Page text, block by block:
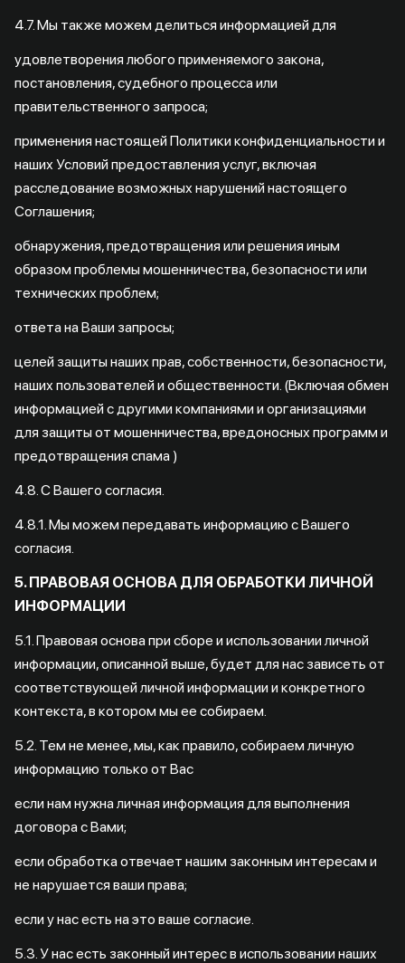
4.7. Мы также можем делиться информацией для
удовлетворения любого применяемого закона,
постановления, судебного процесса или
правительственного запроса;
применения настоящей Политики конфиденциальности и
наших Условий предоставления услуг, включая
расследование возможных нарушений настоящего
Соглашения;
обнаружения, предотвращения или решения иным
образом проблемы мошенничества, безопасности или
технических проблем;
ответа на Ваши запросы;
целей защиты наших прав, собственности, безопасности,
наших пользователей и общественности. (Включая обмен
информацией с другими компаниями и организациями
для защиты от мошенничества, вредоносных программ и
предотвращения спама )
4.8. С Вашего согласия.
4.8.1. Мы можем передавать информацию с Вашего
согласия.
5. ПРАВОВАЯ ОСНОВА ДЛЯ ОБРАБОТКИ ЛИЧНОЙ
ИНФОРМАЦИИ
5.1. Правовая основа при сборе и использовании личной
информации, описанной выше, будет для нас зависеть от
соответствующей личной информации и конкретного
контекста, в котором мы ее собираем.
5.2. Тем не менее, мы, как правило, собираем личную
информацию только от Вас
если нам нужна личная информация для выполнения
договора с Вами;
если обработка отвечает нашим законным интересам и
не нарушается ваши права;
если у нас есть на это ваше согласие.
5.3. У нас есть законный интерес в использовании наших